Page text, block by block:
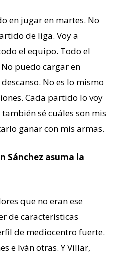
en jugar en martes. No
de liga. Voy a
el equipo. Todo el
puedo cargar en
No es lo mismo
Cada partido lo voy
sé cuáles son mis
ganar con mis armas.
Sánchez asuma la
que no eran ese
de características
de mediocentro fuerte.
e Iván otras. Y Villar,